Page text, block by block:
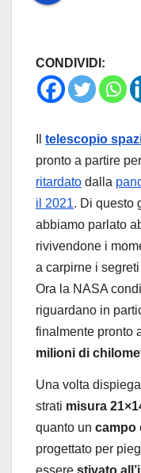
CONDIVIDI:
telescopio
pronto a partire
ritardato dalla
il 2021. Di questo
abbiamo parlato
rivivendone i
a carpirne i
Ora la NASA
riguardano in
finalmente pronto
milioni di
Una volta
strati misura
quanto un campo
progettato per
essere stivato